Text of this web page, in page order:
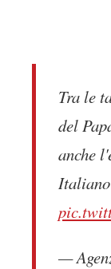
Tra le
del
anche
—